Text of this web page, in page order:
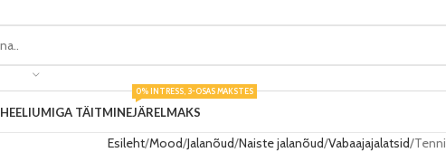
HEELIUMIGA TÄITMINEJÄRELMAKS
0% INTRESS, 3-OSAS MAKSTES
Esileht Mood Jalanõud Naiste jalanõud Vabaajajalatsid